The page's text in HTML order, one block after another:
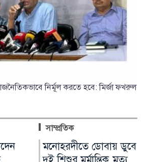
নির্মূল করতে হবে: মির্জা ফখরুল
সাম্প্রতিক
ডুবে
অনলাইন জুয়ায় সর্বস্বান্ত,